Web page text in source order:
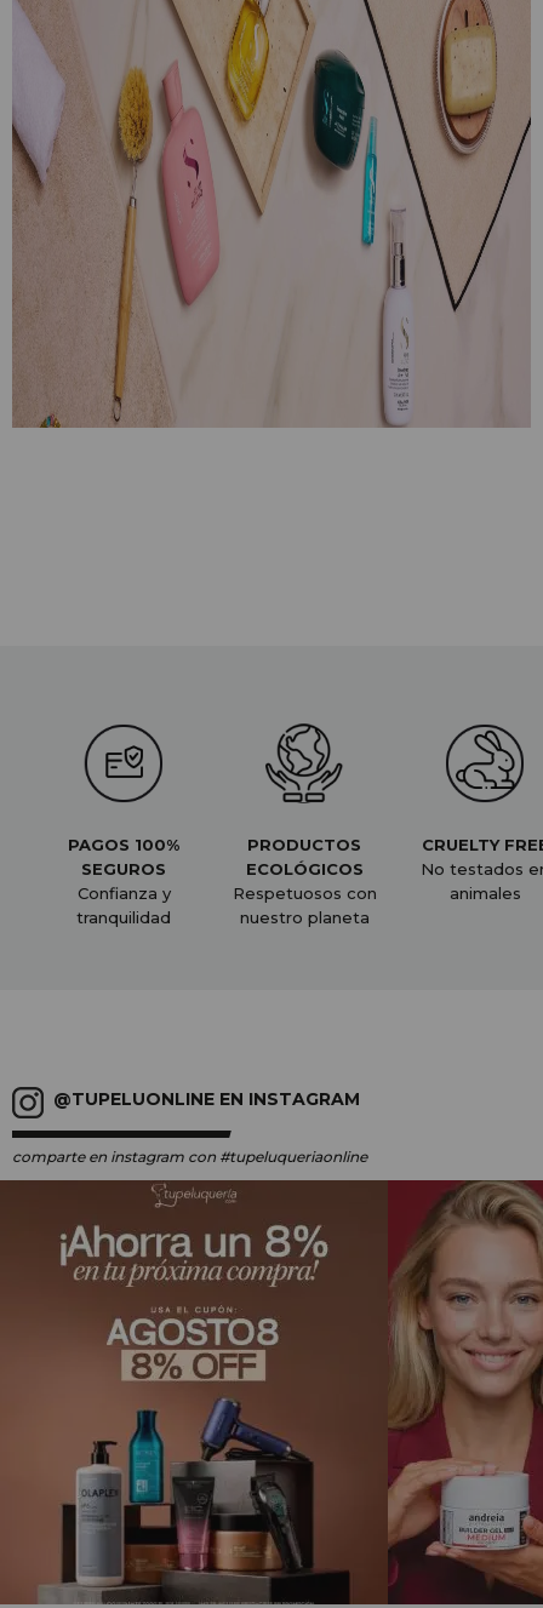
PAGOS 100%
SEGUROS
Confianza y
tranquilidad
PRODUCTOS
ECOLÓGICOS
Respetuosos con
nuestro planeta
CRUELTY
No testados
animales
@TUPELUONLINE EN INSTAGRAM
comparte en instagram con #tupeluqueriaonline